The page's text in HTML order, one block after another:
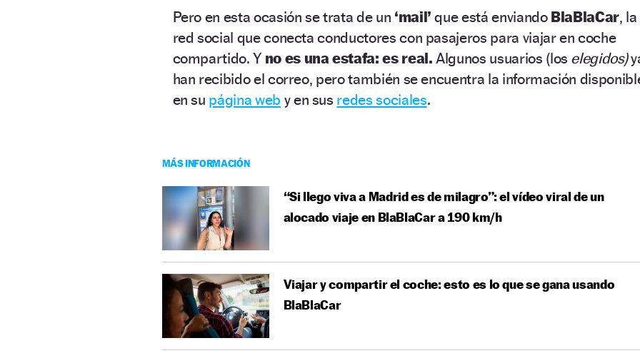
Pero en esta ocasión se trata de un ‘mail’que está enviando BlaBlaCar, la
red social que conecta conductores con pasajeros para viajar en coche
compartido. Y no es una estafa: es real. Algunos usuarios (los elegidos)
han recibido el correo, pero también se encuentra la información
en su página web y en sus redes sociales.
MÁS INFORMACIÓN
“Si llego viva a Madrid es de milagro”: el vídeo viral de un
alocado viaje en BlaBlaCar a 190 km/h
Viajar y compartir el coche: esto es lo que se gana usando
BlaBlaCar